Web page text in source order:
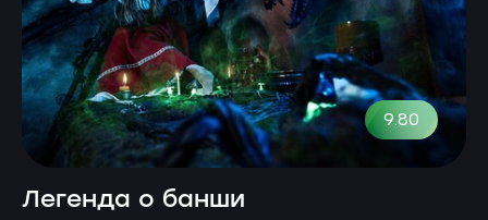
9.80
Легенда о банши